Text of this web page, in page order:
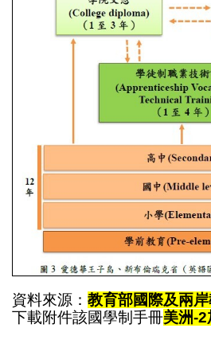
資料來源： 教育部國際及兩岸
下載附件該國學制手冊美洲-